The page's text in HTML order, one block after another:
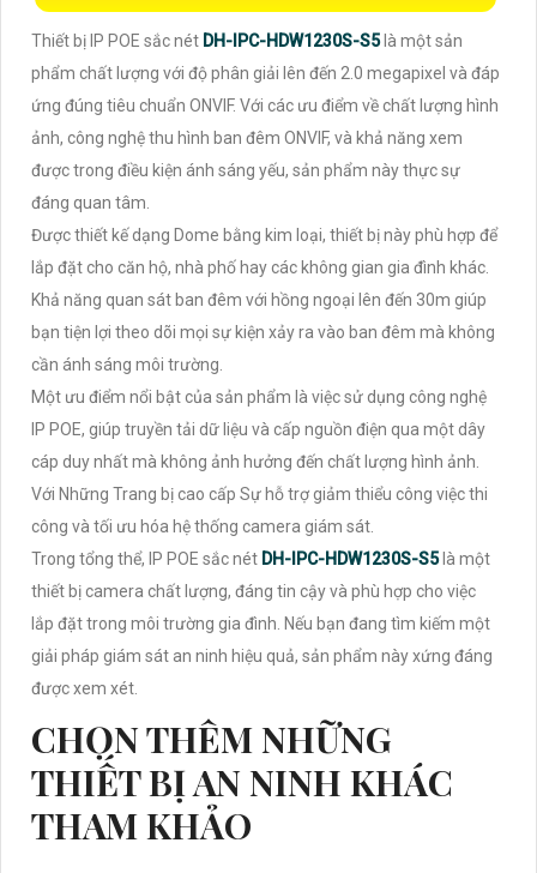
Thiết bị IP POE sắc nét DH-IPC-HDW1230S-S5 là một sản
phẩm chất lượng với độ phân giải lên đến 2.0 megapixel và đáp
ứng đúng tiêu chuẩn ONVIF. Với các ưu điểm về chất lượng hình
ảnh, công nghệ thu hình ban đêm ONVIF, và khả năng xem
được trong điều kiện ánh sáng yếu, sản phẩm này thực sự
đáng quan tâm.
Được thiết kế dạng Dome bằng kim loại, thiết bị này phù hợp để
lắp đặt cho căn hộ, nhà phố hay các không gian gia đình khác.
Khả năng quan sát ban đêm với hồng ngoại lên đến 30m giúp
bạn tiện lợi theo dõi mọi sự kiện xảy ra vào ban đêm mà không
cần ánh sáng môi trường.
Một ưu điểm nổi bật của sản phẩm là việc sử dụng công nghệ
IP POE, giúp truyền tải dữ liệu và cấp nguồn điện qua một dây
cáp duy nhất mà không ảnh hưởng đến chất lượng hình ảnh.
Với Những Trang bị cao cấp Sự hỗ trợ giảm thiểu công việc thi
công và tối ưu hóa hệ thống camera giám sát.
Trong tổng thể, IP POE sắc nét DH-IPC-HDW1230S-S5 là một
thiết bị camera chất lượng, đáng tin cậy và phù hợp cho việc
lắp đặt trong môi trường gia đình. Nếu bạn đang tìm kiếm một
giải pháp giám sát an ninh hiệu quả, sản phẩm này xứng đáng
được xem xét.
CHỌN THÊM NHỮNG
THIẾT BỊ AN NINH KHÁC
THAM KHẢO